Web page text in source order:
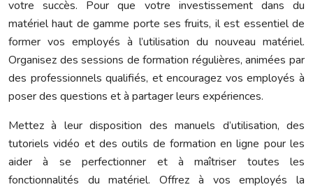
votre succès. Pour que votre investissement dans du
matériel haut de gamme porte ses fruits, il est essentiel de
former vos employés à l’utilisation du nouveau matériel.
Organisez des sessions de formation régulières, animées par
des professionnels qualifiés, et encouragez vos employés à
poser des questions et à partager leurs expériences.
Mettez à leur disposition des manuels d’utilisation, des
tutoriels vidéo et des outils de formation en ligne pour les
aider à se perfectionner et à maîtriser toutes les
fonctionnalités du matériel. Offrez à vos employés la